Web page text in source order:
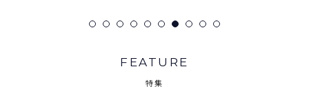
FEATURE
特集